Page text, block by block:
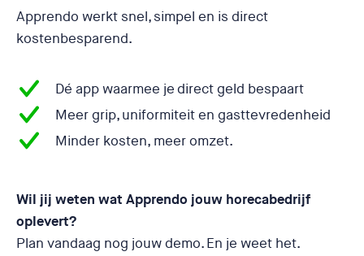
Apprendo werkt snel, simpel en is direct
kostenbesparend.
Dé app waarmee je direct geld bespaart
Meer grip, uniformiteit en gasttevredenheid
Minder kosten, meer omzet.
Wil jij weten wat Apprendo jouw horecabedrijf
oplevert?
Plan vandaag nog jouw demo. En je weet het.